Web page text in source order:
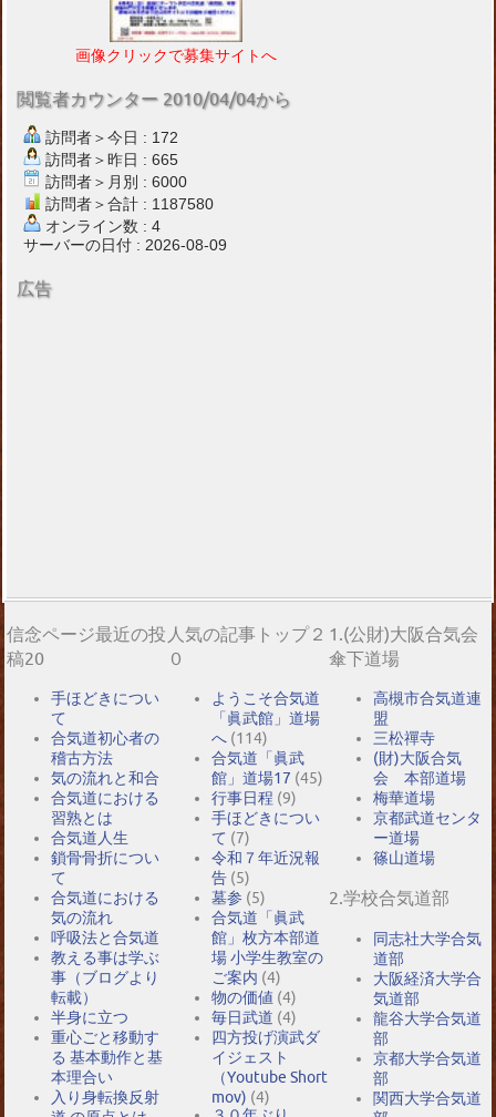
画像クリックで募集サイトへ
閲覧者カウンター 2010/04/04から
訪問者＞今日 : 172
訪問者＞昨日 : 665
訪問者＞月別 : 6000
訪問者＞合計 : 1187580
オンライン数 : 4
サーバーの日付 : 2026-08-09
広告
信念ページ最近の投
稿20
手ほどきについ
て
合気道初心者の
稽古方法
気の流れと和合
合気道における
習熟とは
合気道人生
鎖骨骨折につい
て
合気道における
気の流れ
呼吸法と合気道
教える事は学ぶ
事（ブログより
転載）
半身に立つ
重心ごと移動す
る 基本動作と基
本理合い
入り身転換反射
人気の記事トップ２
０
ようこそ合気道
「眞武館」道場
へ (114)
合気道「眞武
館」道場17 (45)
行事日程 (9)
手ほどきについ
て (7)
令和７年近況報
告 (5)
墓参 (5)
合気道「眞武
館」枚方本部道
場 小学生教室の
ご案内 (4)
物の価値 (4)
毎日武道 (4)
四方投げ演武ダ
イジェスト
（Youtube Short
mov) (4)
1.(公財)大阪合気会
傘下道場
高槻市合気道連
盟
三松禪寺
(財)大阪合気
会 本部道場
梅華道場
京都武道センタ
ー道場
篠山道場
2.学校合気道部
同志社大学合気
道部
大阪経済大学合
気道部
龍谷大学合気道
部
京都大学合気道
部
関西大学合気道